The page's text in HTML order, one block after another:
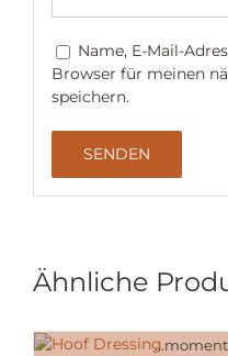
Name, E-Mail-
Browser für meinen
speichern.
Ähnliche